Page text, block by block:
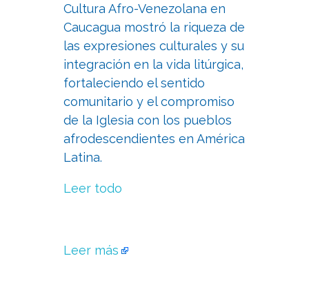
Cultura Afro-Venezolana en
Caucagua mostró la riqueza de
las expresiones culturales y su
integración en la vida litúrgica,
fortaleciendo el sentido
comunitario y el compromiso
de la Iglesia con los pueblos
afrodescendientes en América
Latina.
Leer todo
Leer más